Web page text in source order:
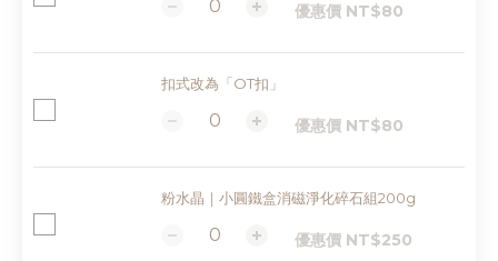
優惠價 NT$80
扣式改為「OT扣」
優惠價 NT$80
粉水晶｜小圓鐵盒消磁淨化碎石組200g
優惠價 NT$250